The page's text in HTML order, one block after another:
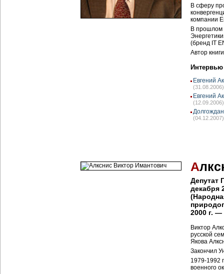
В сферу
компании
В прошлом
(бренд IT
Автор
Интервью
Евгений
(31.08.2006)
Евгений
(12.09.2006)
(04.12.2007)
А
Депутат
декабря
2000 г. —
Виктор
русской
Якова
Закончил
1979-1992
военного